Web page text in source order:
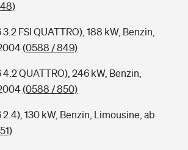
FSI QUATTRO), 188 kW, Benzin,
(0588 / 849)
QUATTRO), 246 kW, Benzin,
(0588 / 850)
130 kW, Benzin, Limousine, ab